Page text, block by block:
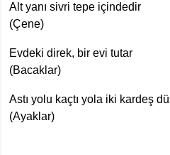
Alt yanı sivri tepe içindedir
(Çene)
Evdeki direk, bir evi tutar
(Bacaklar)
Astı yolu kaçtı yola iki kardeş
(Ayaklar)